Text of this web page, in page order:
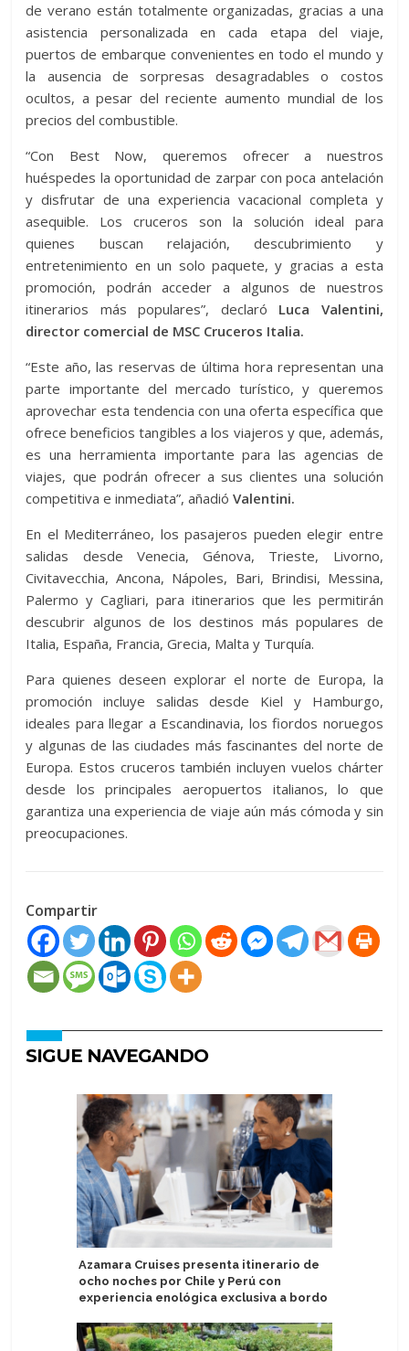
de verano están totalmente organizadas, gracias a una
asistencia personalizada en cada etapa del viaje,
puertos de embarque convenientes en todo el mundo y
la ausencia de sorpresas desagradables o costos
ocultos, a pesar del reciente aumento mundial de los
precios del combustible.
“Con Best Now, queremos ofrecer a nuestros
huéspedes la oportunidad de zarpar con poca antelación
y disfrutar de una experiencia vacacional completa y
asequible. Los cruceros son la solución ideal para
quienes buscan relajación, descubrimiento y
entretenimiento en un solo paquete, y gracias a esta
promoción, podrán acceder a algunos de nuestros
itinerarios más populares”, declaró Luca Valentini,
director comercial de MSC Cruceros Italia.
“Este año, las reservas de última hora representan una
parte importante del mercado turístico, y queremos
aprovechar esta tendencia con una oferta específica que
ofrece beneficios tangibles a los viajeros y que, además,
es una herramienta importante para las agencias de
viajes, que podrán ofrecer a sus clientes una solución
competitiva e inmediata”, añadióValentini.
En el Mediterráneo, los pasajeros pueden elegir entre
salidas desde Venecia, Génova, Trieste, Livorno,
Civitavecchia, Ancona, Nápoles, Bari, Brindisi, Messina,
Palermo y Cagliari, para itinerarios que les permitirán
descubrir algunos de los destinos más populares de
Italia, España, Francia, Grecia, Malta y Turquía.
Para quienes deseen explorar el norte de Europa, la
promoción incluye salidas desde Kiel y Hamburgo,
ideales para llegar a Escandinavia, los fiordos noruegos
y algunas de las ciudades más fascinantes del norte de
Europa. Estos cruceros también incluyen vuelos chárter
desde los principales aeropuertos italianos, lo que
garantiza una experiencia de viaje aún más cómoda y sin
preocupaciones.
Compartir
SIGUE NAVEGANDO
Azamara Cruises presenta itinerario de
ocho noches por Chile y Perú con
experiencia enológica exclusiva a bordo